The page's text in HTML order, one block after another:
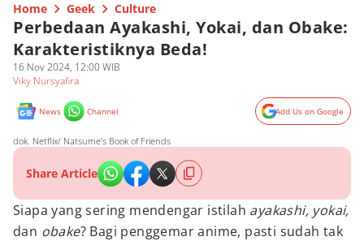
Home Geek Culture
Perbedaan Ayakashi, Yokai, dan Obake:
Karakteristiknya Beda!
16 Nov 2024, 12:00 WIB
Viky Nursyafira
News Channel Add Us on Google
dok. Netflix/ Natsume’s Book of Friends
Share Article
Siapa yang sering mendengar istilah ayakashi, yokai,
dan obake? Bagi penggemar anime, pasti sudah tak